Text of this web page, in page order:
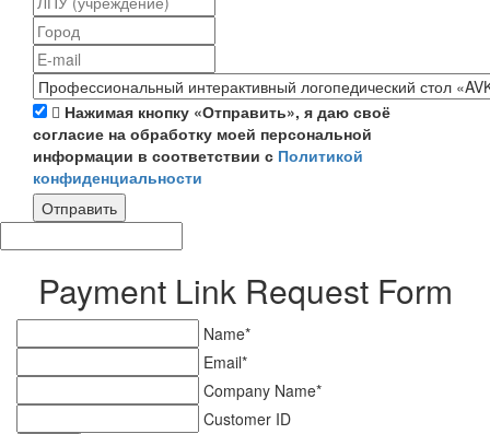
Нажимая кнопку «Отправить», я даю своё
согласие на обработку моей персональной
информации в соответствии с Политикой
конфиденциальности
Отправить
Payment Link Request Form
Name*
Email*
Company Name*
Customer ID